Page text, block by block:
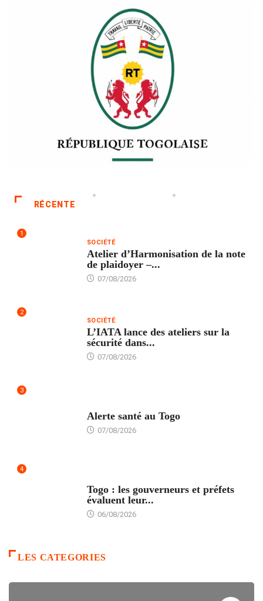
RÉCENTE
1
SOCIÉTÉ
Atelier d’Harmonisation de la note
de plaidoyer –...
07/08/2026
2
SOCIÉTÉ
L’IATA lance des ateliers sur la
sécurité dans...
07/08/2026
3
Alerte santé au Togo
07/08/2026
4
Togo : les gouverneurs et préfets
évaluent leur...
06/08/2026
LES CATEGORIES